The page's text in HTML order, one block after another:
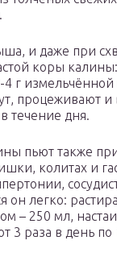
и даже при
коры
4 г
процеживают
течение дня.
пьют также
колитах и
он легко:
– 250 мл,
3 раза в день по